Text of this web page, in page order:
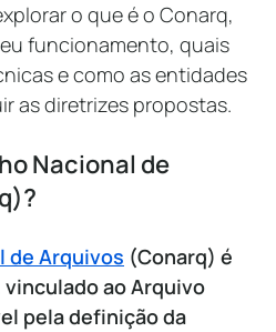
o que é o Conarq,
funcionamento, quais
e como as entidades
as diretrizes propostas.
Nacional de
de Arquivos (Conarq) é
ao Arquivo
pela definição da